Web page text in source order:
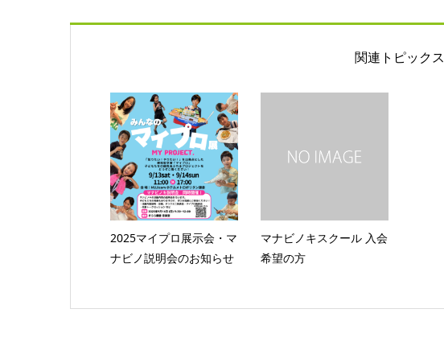
関連トピックス
2025マイプロ展示会・マ
ナビノ説明会のお知らせ
マナビノキスクール 入会
希望の方